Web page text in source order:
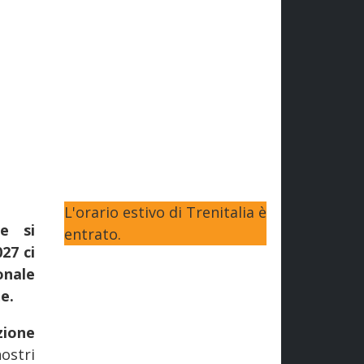
si
ci
L'orario estivo di Trenitalia è
entrato.